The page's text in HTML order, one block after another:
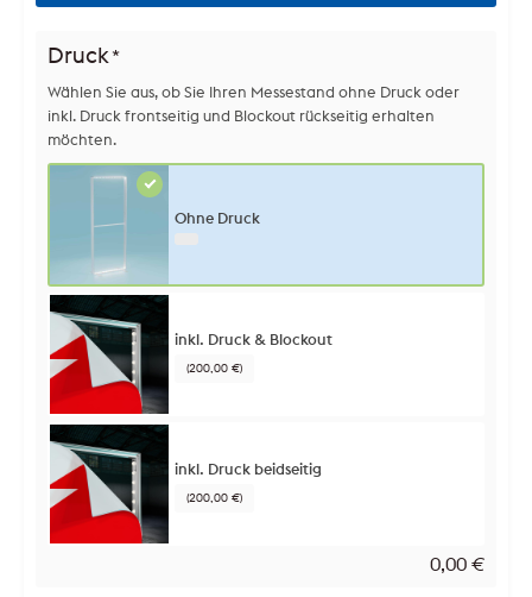
Druck*
Wählen Sie aus, ob Sie Ihren Messestand ohne Druck oder
inkl. Druck frontseitig und Blockout rückseitig erhalten
möchten.
Ohne Druck
inkl. Druck & Blockout
(200,00 €)
inkl. Druck beidseitig
(200,00 €)
0,00 €